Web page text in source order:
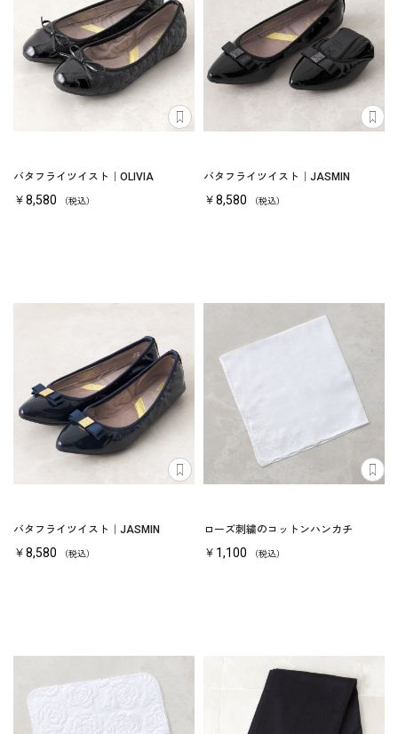
バタフライツイスト｜OLIVIA
￥8,580 （税込）
バタフライツイスト｜JASMIN
￥8,580 （税込）
バタフライツイスト｜JASMIN
￥8,580 （税込）
ローズ刺繍のコットンハンカチ
￥1,100 （税込）